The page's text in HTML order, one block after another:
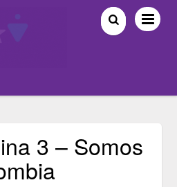
3 – Somos